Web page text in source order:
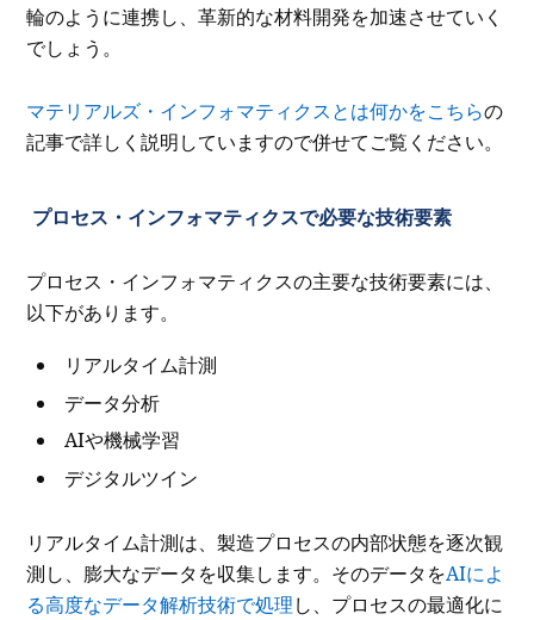
輪のように連携し、革新的な材料開発を加速させていく
でしょう。
マテリアルズ・インフォマティクスとは何かをこちらの
記事で詳しく説明していますので併せてご覧ください。
プロセス・インフォマティクスで必要な技術要素
プロセス・インフォマティクスの主要な技術要素には、
以下があります。
リアルタイム計測
データ分析
AIや機械学習
デジタルツイン
リアルタイム計測は、製造プロセスの内部状態を逐次観
測し、膨大なデータを収集します。そのデータをAIによ
る高度なデータ解析技術で処理し、プロセスの最適化に